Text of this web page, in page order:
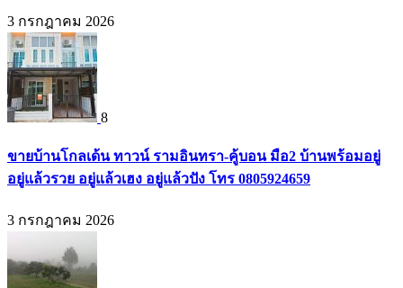
3 กรกฎาคม 2026
8
ขายบ้านโกลเด้น ทาวน์ รามอินทรา-คู้บอน มือ2 บ้านพร้อมอยู่
อยู่แล้วรวย อยู่แล้วเฮง อยู่แล้วปัง โทร 0805924659
3 กรกฎาคม 2026